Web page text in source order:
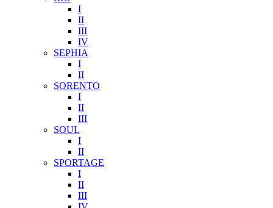
I
II
III
IV
SEPHIA
I
II
SORENTO
I
II
III
SOUL
I
II
SPORTAGE
I
II
III